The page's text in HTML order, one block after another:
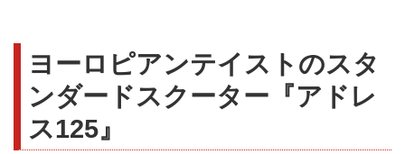
ヨーロピアンテイストのスタ
ンダードスクーター『アドレ
ス125』